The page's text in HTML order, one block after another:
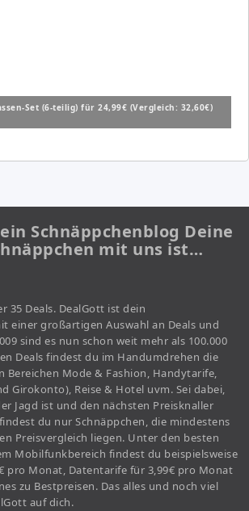
Set (6-teilig) für 24,99€ (Vergleich: 32,60€)
Schnäppchenblog Deine
mit uns ist…
35 Deals. DealGott ist dein
einer großartigen Auswahl an Deals und
sind es nun schon weit mehr als 100.000
Deals findest du im Handumdrehen die
Bereichen Mode & Fashion, Handytarife,
Girokonto), Reise & Hotel uvm. Sei dabei,
Jagd ist und den nächsten Preisknaller
du nur Schnäppchen, die mindestens
Preisvergleich liegen. Unter den besten
Mobilfunkbereich findest du beispielsweise
pro Monat, Datentarife für 3,99€ pro Monat
zu Bestpreisen. Das alles und noch viel
auf dich.